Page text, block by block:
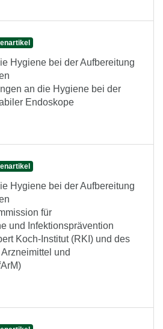
Hygiene bei der Aufbereitung
an die Hygiene bei der
Endoskope
Hygiene bei der Aufbereitung
für
und Infektionsprävention
Koch-Institut (RKI) und des
und